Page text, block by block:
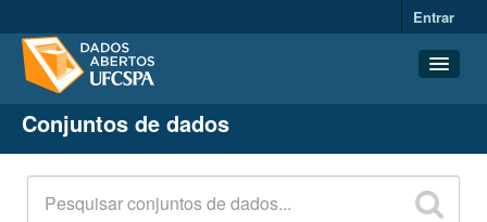
Entrar
Conjuntos de dados
Organizações
Grupos
Conjuntos de dados